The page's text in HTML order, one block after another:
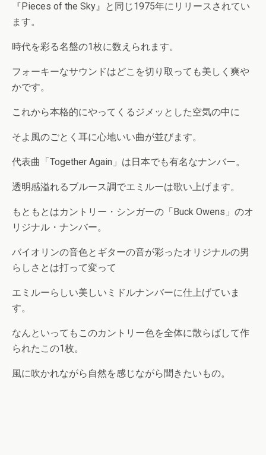
『Pieces of the Sky』と同じ1975年にリリースされてい
ます。
時代を彩る名盤の1枚に数えられます。
フォーキーなサウンドはどこを切り取っても美しく爽や
かです。
これから本格的にやってくるジメッとした空気の中に
そよ風のごとく耳に心地いい曲が並びます。
代表曲「Together Again」は日本でも有名なナンバー。
透明感溢れるブルース調でエミルーは歌い上げます。
もともとはカントリー・シンガーの「Buck Owens」のオ
リジナル・ナンバー。
バイオリンの音色とギターの音が彩ったオリジナルの男
らしさとは打って変って
エミルーらしい美しいミドルナンバーに仕上げていま
す。
なんといってもこのカントリー色を全体に散らばして作
られたこの1枚。
風に吹かれながら自然を感じながら聞きたいもの。